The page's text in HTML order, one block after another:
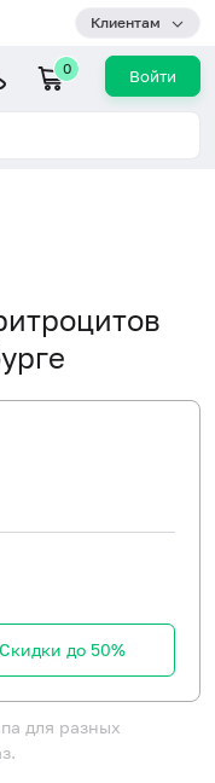
Клиентам
0 Войти
Скидки до 50%
для разных